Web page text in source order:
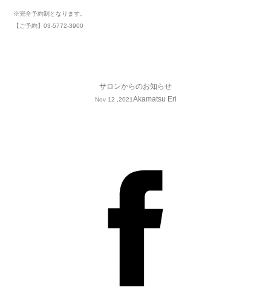
※完全予約制となります。
【ご予約】03-5772-3900
サロンからのお知らせ
Nov 12 ,2021Akamatsu Eri